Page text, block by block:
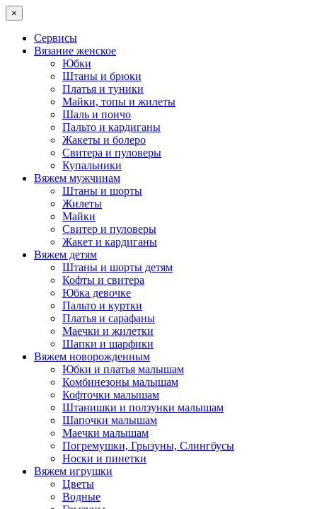
×
Сервисы
Вязание женское
Юбки
Штаны и брюки
Платья и туники
Майки, топы и жилеты
Шаль и пончо
Пальто и кардиганы
Жакеты и болеро
Свитера и пуловеры
Купальники
Вяжем мужчинам
Штаны и шорты
Жилеты
Майки
Свитер и пуловеры
Жакет и кардиганы
Вяжем детям
Штаны и шорты детям
Кофты и свитера
Юбка девочке
Пальто и куртки
Платья и сарафаны
Маечки и жилетки
Шапки и шарфики
Вяжем новорожденным
Юбки и платья малышам
Комбинезоны малышам
Кофточки малышам
Штанишки и ползунки малышам
Шапочки малышам
Маечки малышам
Погремушки, Грызуны, Слингбусы
Носки и пинетки
Вяжем игрушки
Цветы
Водные